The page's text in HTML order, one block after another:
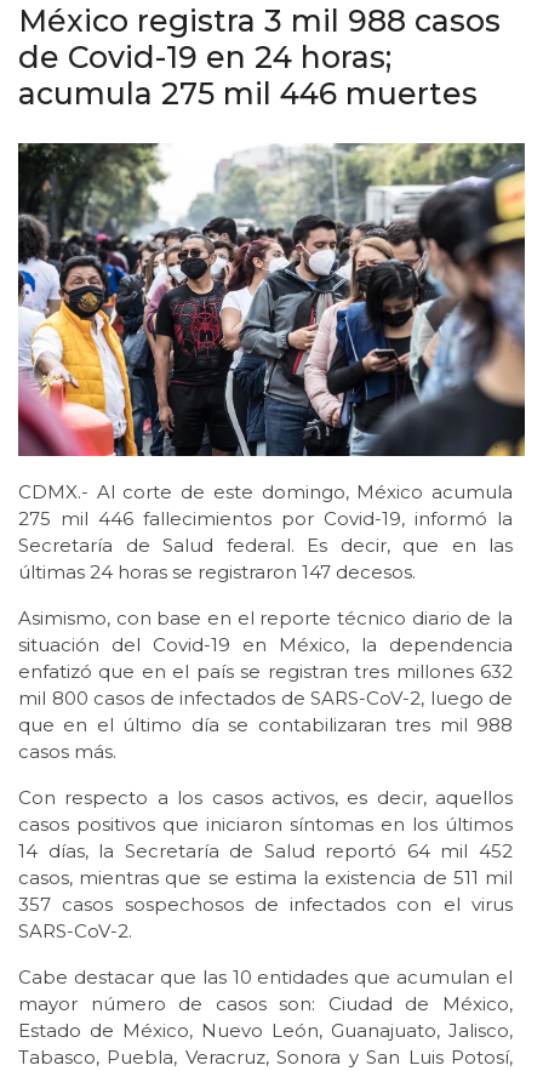
México registra 3 mil 988 casos
de Covid-19 en 24 horas;
acumula 275 mil 446 muertes
CDMX.- Al corte de este domingo, México acumula
275 mil 446 fallecimientos por Covid-19, informó la
Secretaría de Salud federal. Es decir, que en las
últimas 24 horas se registraron 147 decesos.
Asimismo, con base en el reporte técnico diario de la
situación del Covid-19 en México, la dependencia
enfatizó que en el país se registran tres millones 632
mil 800 casos de infectados de SARS-CoV-2, luego de
que en el último día se contabilizaran tres mil 988
casos más.
Con respecto a los casos activos, es decir, aquellos
casos positivos que iniciaron síntomas en los últimos
14 días, la Secretaría de Salud reportó 64 mil 452
casos, mientras que se estima la existencia de 511 mil
357 casos sospechosos de infectados con el virus
SARS-CoV-2.
Cabe destacar que las 10 entidades que acumulan el
mayor número de casos son: Ciudad de México,
Estado de México, Nuevo León, Guanajuato, Jalisco,
Tabasco, Puebla, Veracruz, Sonora y San Luis Potosí,